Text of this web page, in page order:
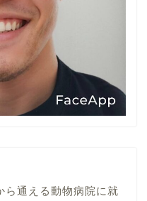
ら通える動物病院に就